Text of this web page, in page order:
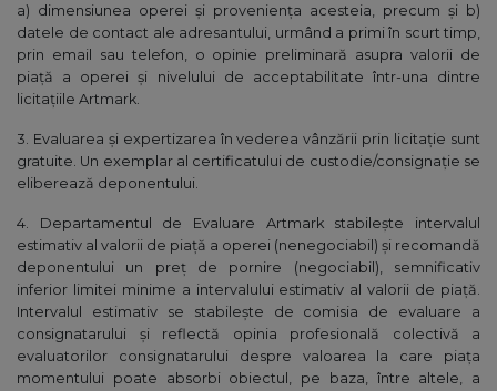
a) dimensiunea operei şi provenienţa acesteia, precum şi b)
datele de contact ale adresantului, urmând a primi în scurt timp,
prin email sau telefon, o opinie preliminară asupra valorii de
piaţă a operei şi nivelului de acceptabilitate într-una dintre
licitaţiile Artmark.
3. Evaluarea şi expertizarea în vederea vânzării prin licitaţie sunt
gratuite. Un exemplar al certificatului de custodie/consignaţie se
eliberează deponentului.
4. Departamentul de Evaluare Artmark stabileşte intervalul
estimativ al valorii de piaţă a operei (nenegociabil) şi recomandă
deponentului un preţ de pornire (negociabil), semnificativ
inferior limitei minime a intervalului estimativ al valorii de piaţă.
Intervalul estimativ se stabilește de comisia de evaluare a
consignatarului și reflectă opinia profesională colectivă a
evaluatorilor consignatarului despre valoarea la care piața
momentului poate absorbi obiectul, pe baza, între altele, a